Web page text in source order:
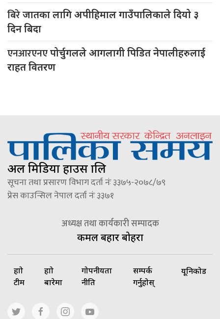
बिरेजातका लागि अपीहिमाल गाउँपालिकाले दियो ३
दिन बिदा
एनआरएनएपोर्चुगलले आगलागी पिडित नेपालीहरुलाई
राहत वितरण
अल मिडिया हाउस प्रालि
सूचना तथा प्रसारण विभाग दर्ता नंः ३३७५-२०७८/७९
प्रेस काउन्सिल नेपाल दर्ता नंः ३३७१
अध्यक्ष तथा कार्यकारी सम्पादक
कमल बहादुर बोहरा
हाम्रो
टीम
हाम्रो
बारेमा
गोपनीयता
नीति
सम्पर्क
गर्नुहोस्
यूनिकोड